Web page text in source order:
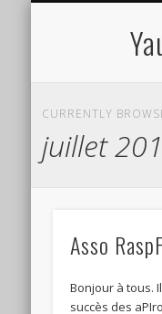
CURRENTLY
juillet
Asso
Bonjour à tous.
succès des